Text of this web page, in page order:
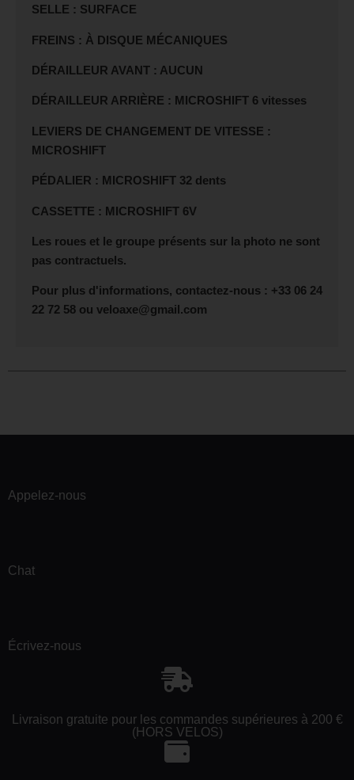
SELLE : SURFACE
FREINS : À DISQUE MÉCANIQUES
DÉRAILLEUR AVANT : AUCUN
DÉRAILLEUR ARRIÈRE : MICROSHIFT 6 vitesses
LEVIERS DE CHANGEMENT DE VITESSE :
MICROSHIFT
PÉDALIER : MICROSHIFT 32 dents
CASSETTE : MICROSHIFT 6V
Les roues et le groupe présents sur la photo ne sont
pas contractuels.
Pour plus d'informations, contactez-nous : +33 06 24
22 72 58 ou veloaxe@gmail.com
Appelez-nous
Chat
Écrivez-nous
Livraison gratuite pour les commandes supérieures à 200 €
(HORS VELOS)